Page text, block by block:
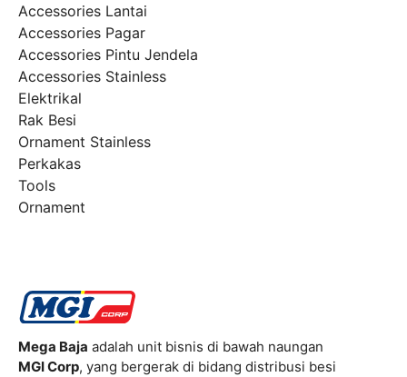
Accessories Lantai
Accessories Pagar
Accessories Pintu Jendela
Accessories Stainless
Elektrikal
Rak Besi
Ornament Stainless
Perkakas
Tools
Ornament
Mega Baja adalah unit bisnis di bawah naungan
MGI Corp, yang bergerak di bidang distribusi besi